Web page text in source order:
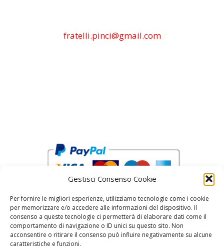
Gestisci Consenso Cookie
Per fornire le migliori esperienze, utilizziamo tecnologie come i cookie
per memorizzare e/o accedere alle informazioni del dispositivo. Il
consenso a queste tecnologie ci permetterà di elaborare dati come il
comportamento di navigazione o ID unici su questo sito. Non
acconsentire o ritirare il consenso può influire negativamente su alcune
caratteristiche e funzioni.
fratelli.pinci@gmail.com
reCAPTCHA Google’s Privacy Policy and